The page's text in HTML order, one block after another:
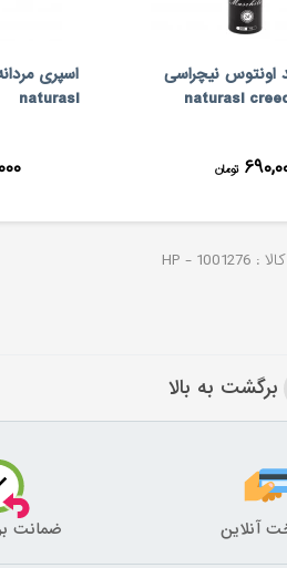
اونتوس نیچراسی
naturasi
تومان
اسپری
naturasi
:
HP - 1001276
برگشت به بالا
آنلاین ضمانت